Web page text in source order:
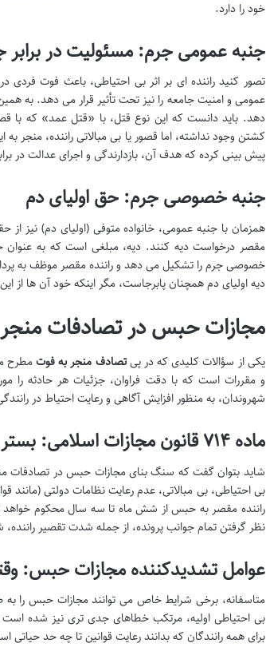
خود را دارد.
جنبه عمومی جرم: مسئولیت در برابر
تصور کنید راننده ای بر اثر بی احتیاطی، باعث فوت
عمومی و امنیت جامعه را نیز تحت تأثیر قرار می دهد. به
دهد. باید دانست که این نوع قتل، با «قتل عمد» که با
کشتن وجود نداشته، اما قصور یا بی مبالاتی راننده، منجر
پیش بینی کرده که هدف آن، بازدارندگی و اجرای عدالت در
جنبه خصوصی جرم: حق اولیای دم
همزمان با جنبه عمومی، خانواده متوفی (اولیای دم) نیز
مقصر درخواست دیه کنند. دیه، مبلغی است که به
خصوصی جرم را تشکیل می دهد و راننده مقصر موظف به
دیه اولیای دم همچنان پابرجاست، مگر اینکه خود آن ها از
مجازات حبس در تصادفات
یکی از سؤالات کلیدی که در پیتصادف منجر به فوتمطرح
و مقررات است که با دقت فراوان، جزئیات هر حادثه را
شهروندان، به منظور افزایش آگاهی و رعایت احتیاط در
ماده ۷۱۴ قانون مجازات اسلامی: بستر اصلی تعیین حبس
بی احتیاطی، بی مبالاتی، عدم رعایت نظامات دولتی (مانند
راننده مقصر به حبس از شش ماه تا سه سال محکوم خواهد
نظر گرفتن تمام جوانب پرونده، از جمله شدت تقصیر
عوامل تشدیدکننده مجازات حبس:
متاسفانه، برخی شرایط خاص می توانند مجازات حبس را به
بی احتیاطی اولیه، مرتکب خطاهای جدی تری نیز شده
برای همه رانندگان که بدانند رعایت قوانین تا چه حد حیاتی